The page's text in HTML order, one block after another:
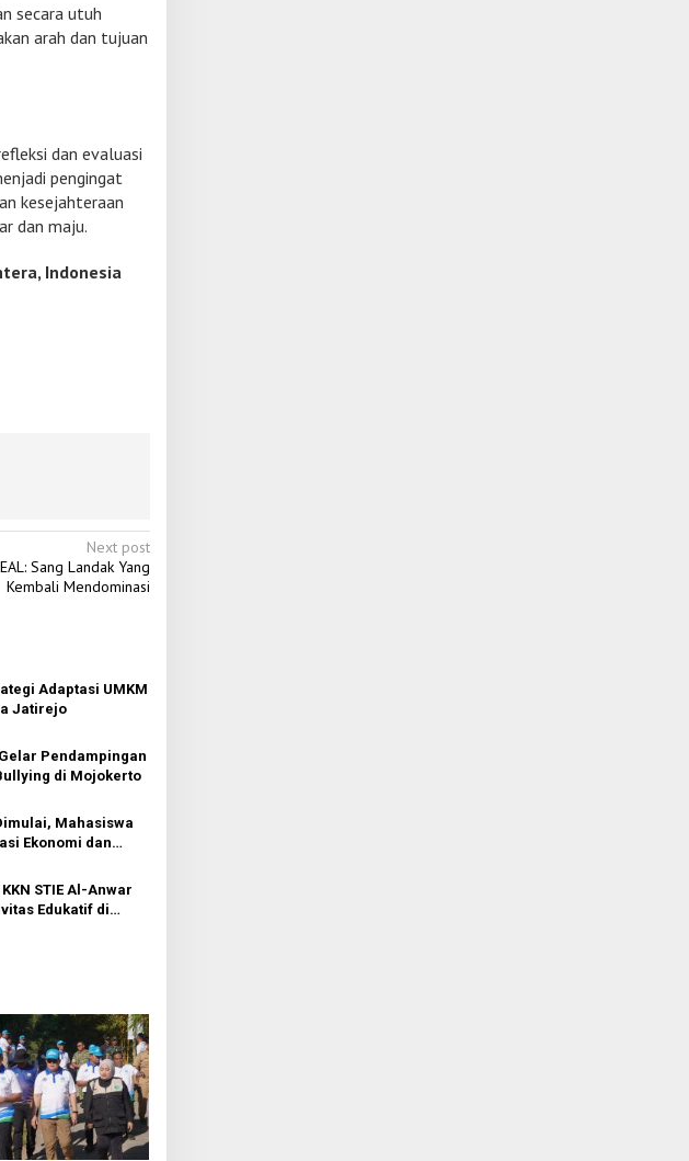
secara utuh
arah dan tujuan
dan evaluasi
pengingat
kesejahteraan
dan maju.
Indonesia
Next post
Sang Landak Yang
Kembali Mendominasi
Adaptasi UMKM
Jatirejo
Pendampingan
di Mojokerto
Mahasiswa
Ekonomi dan
STIE Al-Anwar
Edukatif di